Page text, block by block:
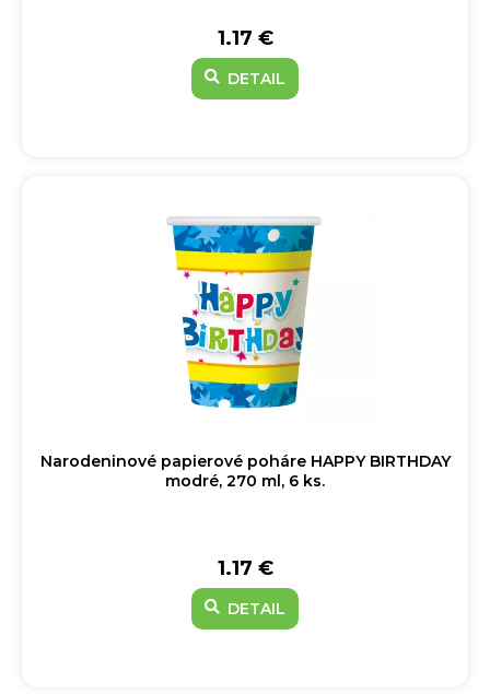
1.17 €
DETAIL
Narodeninové papierové poháre HAPPY BIRTHDAY
modré, 270 ml, 6 ks.
1.17 €
DETAIL